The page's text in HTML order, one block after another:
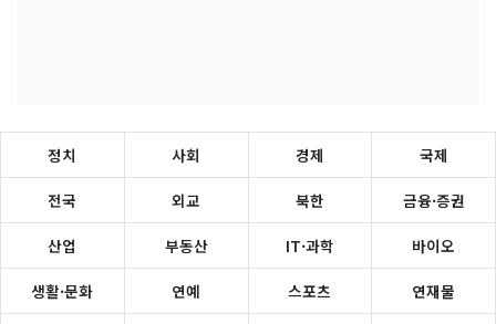
정치 사회 경제 국제
전국 외교 북한 금융·증권
산업 부동산 IT·과학 바이오
생활·문화 연예 스포츠 연재물